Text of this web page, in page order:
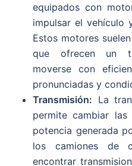
equipados con
impulsar el vehículo
Estos motores
que ofrecen un
moverse con
pronunciadas y
Transmisión: La
permite cambiar
potencia generada
los camiones de
encontrar